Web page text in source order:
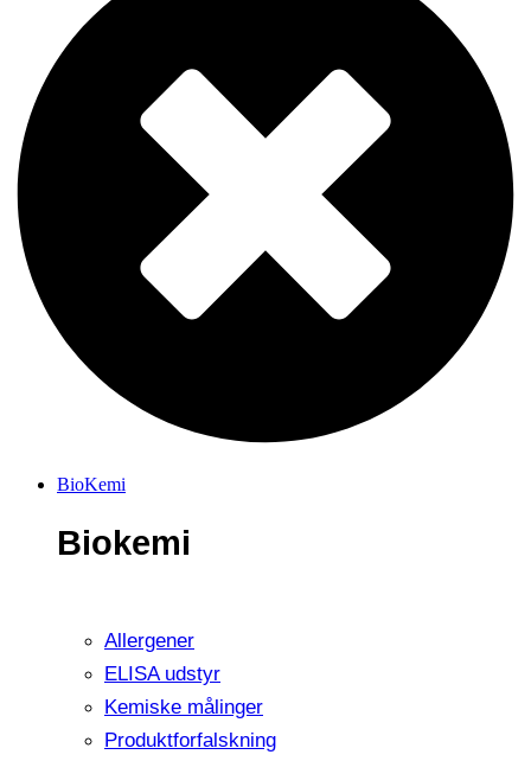
BioKemi
Biokemi
Allergener
ELISA udstyr
Kemiske målinger
Produktforfalskning